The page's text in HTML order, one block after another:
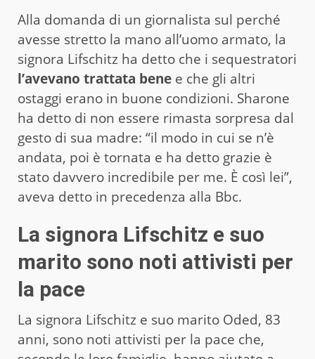
Alla domanda di un giornalista sul perché
avesse stretto la mano all’uomo armato, la
signora Lifschitz ha detto che i sequestratori
l’avevano trattata bene e che gli altri
ostaggi erano in buone condizioni. Sharone
ha detto di non essere rimasta sorpresa dal
gesto di sua madre: “il modo in cui se n’è
andata, poi è tornata e ha detto grazie è
stato davvero incredibile per me. È così lei”,
aveva detto in precedenza alla Bbc.
La signora Lifschitz e suo
marito sono noti attivisti per
la pace
La signora Lifschitz e suo marito Oded, 83
anni, sono noti attivisti per la pace che,